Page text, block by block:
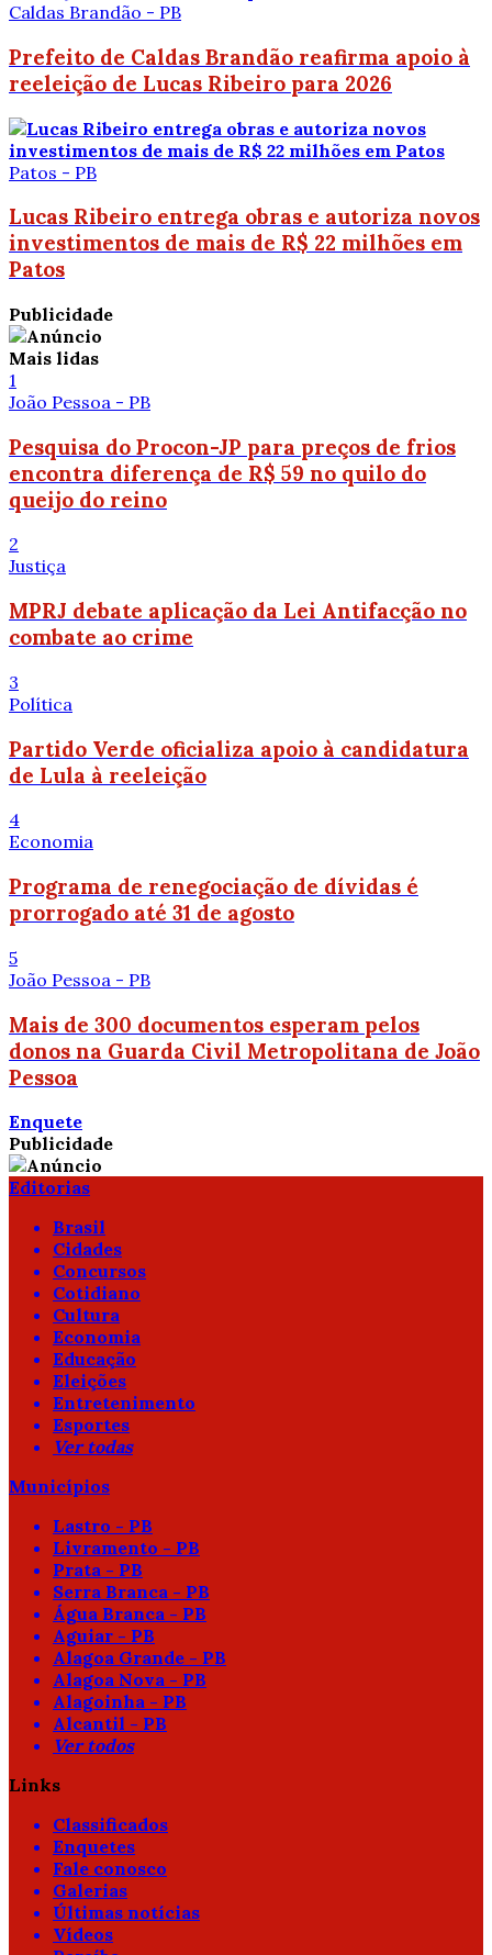
Caldas Brandão - PB
Prefeito de Caldas Brandão reafirma apoio à
reeleição de Lucas Ribeiro para 2026
Patos - PB
Lucas Ribeiro entrega obras e autoriza novos
investimentos de mais de R$ 22 milhões em
Patos
Publicidade
Mais lidas
1
João Pessoa - PB
Pesquisa do Procon-JP para preços de frios
encontra diferença de R$ 59 no quilo do
queijo do reino
2
Justiça
MPRJ debate aplicação da Lei Antifacção no
combate ao crime
3
Política
Partido Verde oficializa apoio à candidatura
de Lula à reeleição
4
Economia
Programa de renegociação de dívidas é
prorrogado até 31 de agosto
5
João Pessoa - PB
Mais de 300 documentos esperam pelos
donos na Guarda Civil Metropolitana de João
Pessoa
Enquete
Publicidade
Editorias
Brasil
Cidades
Concursos
Cotidiano
Cultura
Economia
Educação
Eleições
Entretenimento
Esportes
Ver todas
Municípios
Lastro - PB
Livramento - PB
Prata - PB
Serra Branca - PB
Água Branca - PB
Aguiar - PB
Alagoa Grande - PB
Alagoa Nova - PB
Alagoinha - PB
Alcantil - PB
Ver todos
Links
Classificados
Enquetes
Fale conosco
Galerias
Últimas notícias
Vídeos